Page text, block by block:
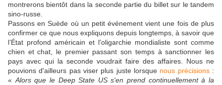
montrerons bientôt dans la seconde partie du billet sur le tandem
sino-russe.
Passons en Suède où un petit événement vient une fois de plus
confirmer ce que nous expliquons depuis longtemps, à savoir que
l’État profond américain et l'oligarchie mondialiste sont comme
chien et chat, le premier passant son temps à sanctionner les
pays avec qui la seconde voudrait faire des affaires. Nous ne
pouvions d'ailleurs pas viser plus juste lorsque nous précisions:
« Alors que le Deep State US s'en prend continuellement à la